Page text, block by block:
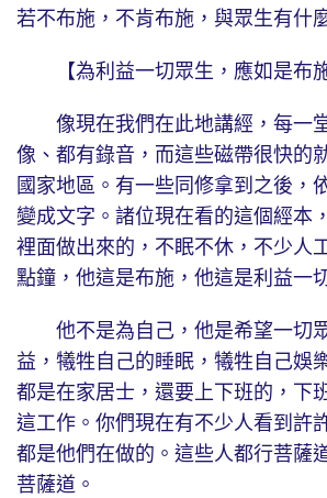
若不布施，不肯布施，與眾生有什
【為利益一切眾生，應如是布施
像現在我們在此地講經，每一
像、都有錄音，而這些磁帶很快的
國家地區。有一些同修拿到之後，
變成文字。諸位現在看的這個經本
裡面做出來的，不眠不休，不少人
點鐘，他這是布施，他這是利益一
他不是為自己，他是希望一切
益，犧牲自己的睡眠，犧牲自己娛
都是在家居士，還要上下班的，下
這工作。你們現在有不少人看到許
都是他們在做的。這些人都行菩薩
菩薩道。